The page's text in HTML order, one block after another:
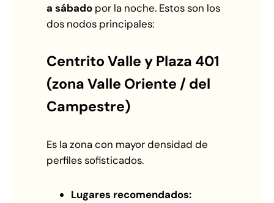
a sábadopor la noche. Estos son los
dos nodos principales:
Centrito Valle y Plaza 401
(zona Valle Oriente / del
Campestre)
Es la zona con mayor densidad de
perfiles sofisticados.
Lugares recomendados: